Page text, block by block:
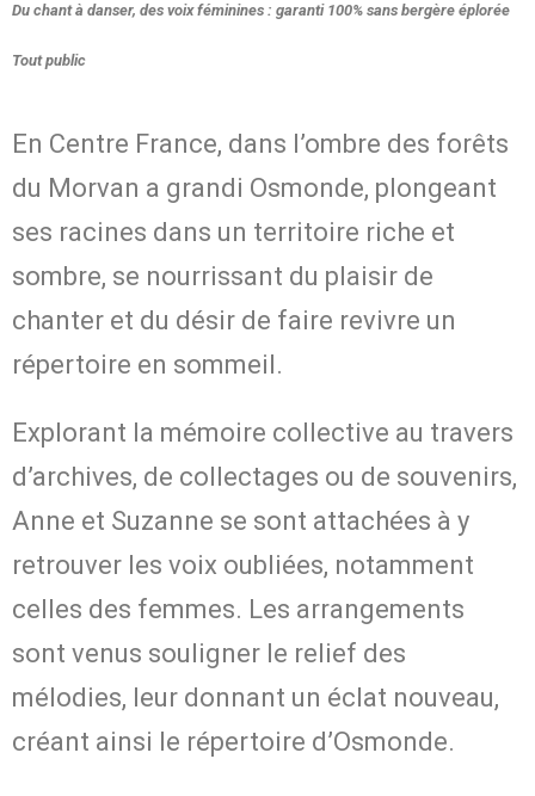
Du chant à danser, des voix féminines : garanti 100% sans bergère éplorée
Tout public
En Centre France, dans l’ombre des forêts
du Morvan a grandi Osmonde, plongeant
ses racines dans un territoire riche et
sombre, se nourrissant du plaisir de
chanter et du désir de faire revivre un
répertoire en sommeil.
Explorant la mémoire collective au travers
d’archives, de collectages ou de souvenirs,
Anne et Suzanne se sont attachées à y
retrouver les voix oubliées, notamment
celles des femmes. Les arrangements
sont venus souligner le relief des
mélodies, leur donnant un éclat nouveau,
créant ainsi le répertoire d’Osmonde.